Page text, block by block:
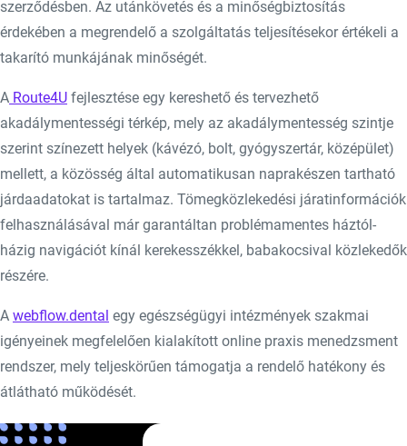
szerződésben. Az utánkövetés és a minőségbiztosítás
érdekében a megrendelő a szolgáltatás teljesítésekor értékeli a
takarító munkájának minőségét.
A Route4U fejlesztése egy kereshető és tervezhető
akadálymentességi térkép, mely az akadálymentesség szintje
szerint színezett helyek (kávézó, bolt, gyógyszertár, középület)
mellett, a közösség által automatikusan naprakészen tartható
járdaadatokat is tartalmaz. Tömegközlekedési járatinformációk
felhasználásával már garantáltan problémamentes háztól-
házig navigációt kínál kerekesszékkel, babakocsival közlekedők
részére.
A webflow.dental egy egészségügyi intézmények szakmai
igényeinek megfelelően kialakított online praxis menedzsment
rendszer, mely teljeskörűen támogatja a rendelő hatékony és
átlátható működését.
Forrás:Profit7